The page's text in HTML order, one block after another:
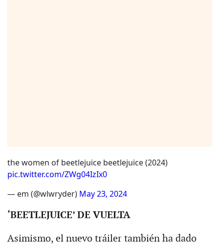
the women of beetlejuice beetlejuice (2024)
pic.twitter.com/ZWg04IzIx0
— em (@wlwryder) May 23, 2024
‘BEETLEJUICE’ DE VUELTA
Asimismo, el nuevo tráiler también ha dado